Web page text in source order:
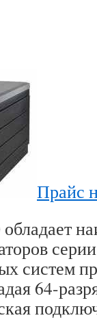
Прайс
обладает
систем
64-